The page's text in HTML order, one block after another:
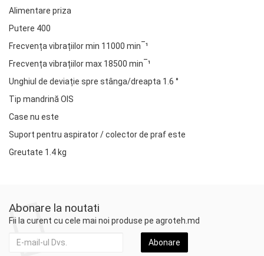
Alimentare priza
Putere 400
Frecvența vibrațiilor min 11000 min‾¹
Frecvența vibrațiilor max 18500 min‾¹
Unghiul de deviație spre stânga/dreapta 1.6 °
Tip mandrină OIS
Case nu este
Suport pentru aspirator / colector de praf este
Greutate 1.4 kg
Abonare la noutati
Fii la curent cu cele mai noi produse pe agroteh.md
Abonare